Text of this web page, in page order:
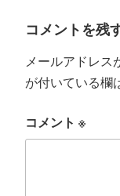
コメントを残
メールアドレス
が付いている欄
コメント ※